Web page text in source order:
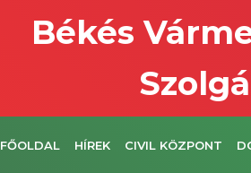
Békés
FŐOLDAL HÍREK CIVIL KÖZPONT